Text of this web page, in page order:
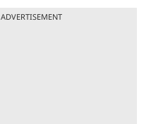
ADVERTISEMENT